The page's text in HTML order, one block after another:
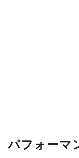
パフォーマ